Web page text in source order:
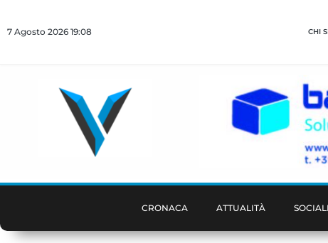
7 Agosto 2026 19:08 CHI
CRONACA ATTUALITÀ